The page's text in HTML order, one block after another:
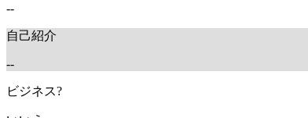
--
自己紹介
--
ビジネス?